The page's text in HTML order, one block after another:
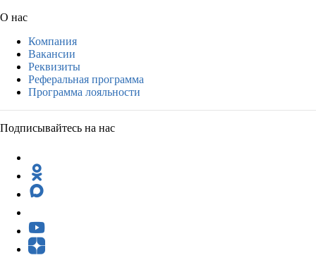
О нас
Компания
Вакансии
Реквизиты
Реферальная программа
Программа лояльности
Подписывайтесь на нас